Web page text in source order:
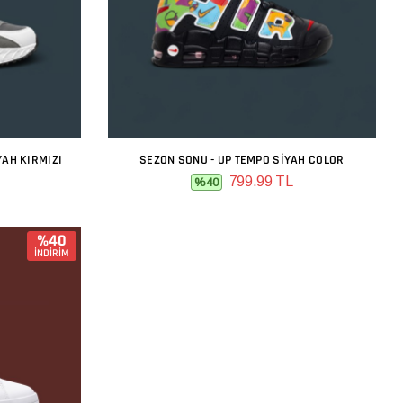
KIRMIZI SEPETE EKLE
SEZON SONU - UP TEMPO SIYAH COLOR
%40 799.99 TL
%40
İNDİRİM